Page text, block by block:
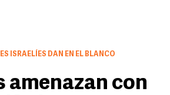
ISRAELÍES DAN EN EL BLANCO
amenazan con